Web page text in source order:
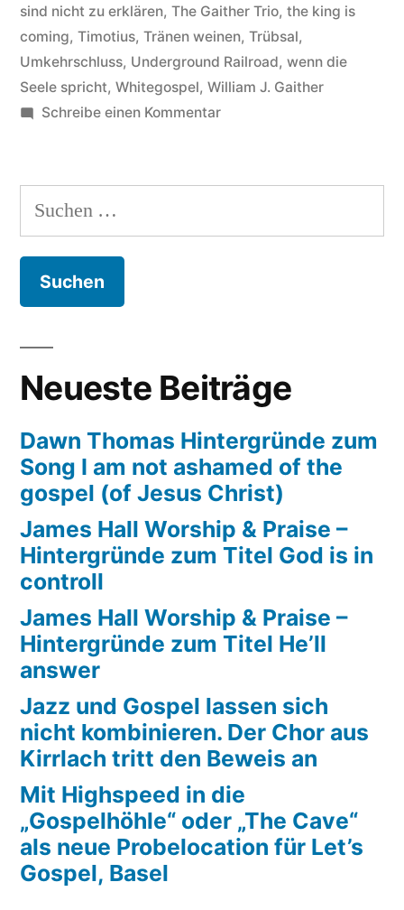
sind nicht zu erklären, The Gaither Trio, the king is
coming, Timotius, Tränen weinen, Trübsal,
Umkehrschluss, Underground Railroad, wenn die
Seele spricht, Whitegospel, William J. Gaither
Schreibe einen Kommentarzu
Band
Hintergründe
Suchen
nach:
Neueste Beiträge
Dawn Thomas Hintergründe zum
Song I am not ashamed of the
gospel (of Jesus Christ)
James Hall Worship & Praise –
Hintergründe zum Titel God is in
controll
James Hall Worship & Praise –
Hintergründe zum Titel He’ll
answer
Jazz und Gospel lassen sich
nicht kombinieren. Der Chor aus
Kirrlach tritt den Beweis an
Mit Highspeed in die
„Gospelhöhle“ oder „The Cave“
als neue Probelocation für Let’s
Gospel, Basel